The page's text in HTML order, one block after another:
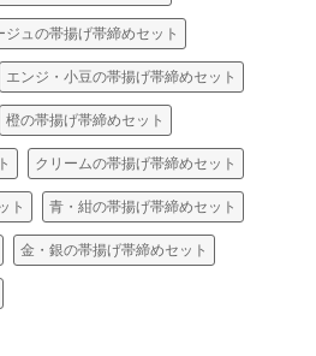
ジュの帯揚げ帯締めセット
エンジ・小豆の帯揚げ帯締めセット
橙の帯揚げ帯締めセット
クリームの帯揚げ帯締めセット
ト 青・紺の帯揚げ帯締めセット
金・銀の帯揚げ帯締めセット